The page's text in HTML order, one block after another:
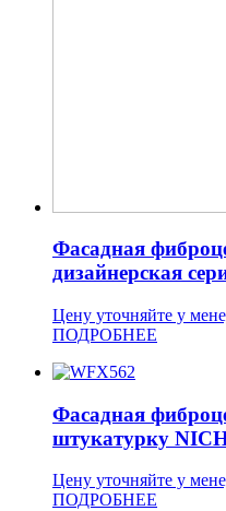
Фасадная
дизайнерская
Цену уточняйте у
ПОДРОБНЕЕ
Фасадная
штукатурку
Цену уточняйте у
ПОДРОБНЕЕ